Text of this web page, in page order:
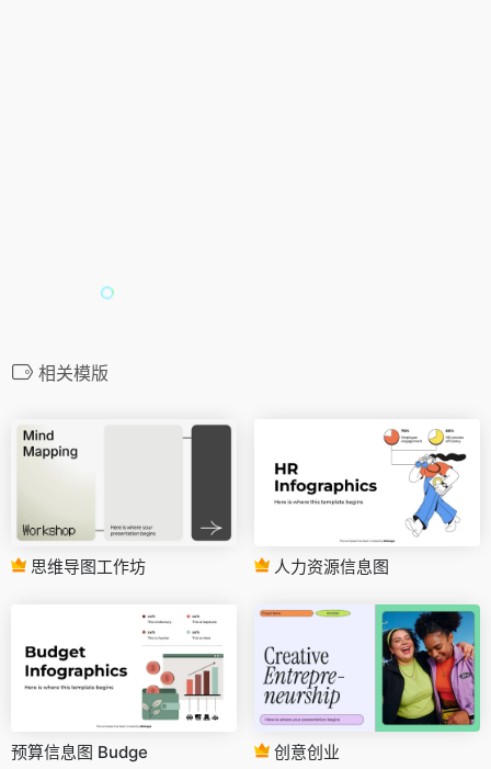
相关模版
思维导图工作坊 人力资源信息图
预算信息图 Budge 创意创业